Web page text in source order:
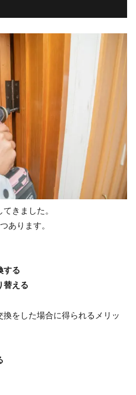
きました。
あります。
する
替える
をした場合に得られるメリッ